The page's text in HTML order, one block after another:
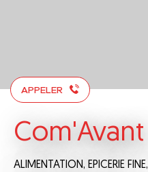
APPELER
Com'Avant
ALIMENTATION, EPICERIE FINE,